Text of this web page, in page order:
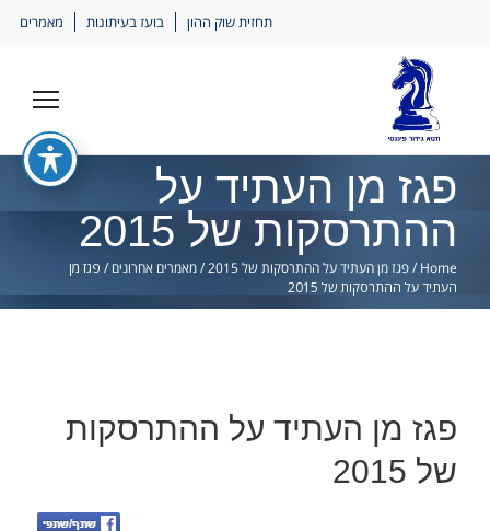
תחזית שוק ההון בועז בעיתונות מאמרים
פגז מן העתיד על
ההתרסקות של 2015
Home
/פגז מן העתיד על ההתרסקות של 2015 /מאמרים אחרונים / פגז מן
העתיד על ההתרסקות של 2015
פגז מן העתיד על ההתרסקות
של 2015